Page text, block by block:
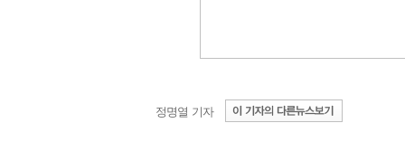
정명열 기자